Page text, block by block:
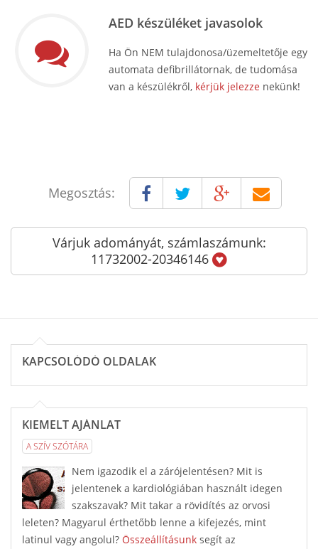
AED készüléket javasolok
Ha Ön NEM tulajdonosa/üzemeltetője egy
automata defibrillátornak, de tudomása
van a készülékről, kérjük jelezze nekünk!
Megosztás:
Várjuk adományát, számlaszámunk:
11732002-20346146
KAPCSOLÓDÓ OLDALAK
KIEMELT AJÁNLAT
A SZÍV SZÓTÁRA
Nem igazodik el a zárójelentésen? Mit is
jelentenek a kardiológiában használt idegen
szakszavak? Mit takar a rövidítés az orvosi
leleten? Magyarul érthetőbb lenne a kifejezés, mint
latinul vagy angolul? Összeállításunk segít az